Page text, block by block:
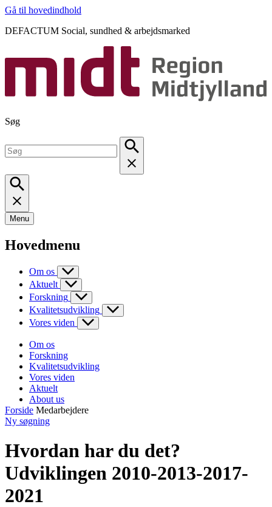
Gå til hovedindhold
DEFACTUM Social, sundhed & arbejdsmarked
Søg
Menu
Hovedmenu
Om os
Aktuelt
Forskning
Kvalitetsudvikling
Vores viden
Om os
Forskning
Kvalitetsudvikling
Vores viden
Aktuelt
About us
Forside Medarbejdere
Ny søgning
Hvordan har du det?
Udviklingen 2010-2013-2017-
2021